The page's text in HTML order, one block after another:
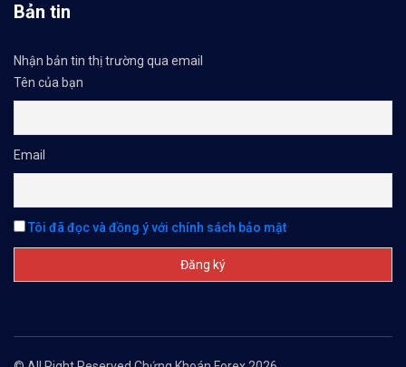
Bản tin
Nhận bản tin thị trường qua email
Tên của bạn
Email
Tôi đã đọc và đồng ý với chính sách bảo mật